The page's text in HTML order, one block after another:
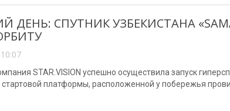
ДЕНЬ: СПУТНИК УЗБЕКИСТАНА
STAR.VISION успешно осуществила запуск
стартовой платформы, расположенной у побережья